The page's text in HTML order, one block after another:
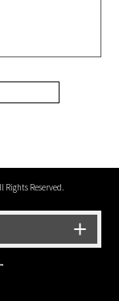
Rights Reserved.